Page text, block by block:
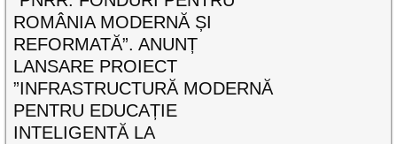
ROMÂNIA MODERNĂ ȘI
REFORMATĂ”. ANUNȚ
LANSARE PROIECT
”INFRASTRUCTURĂ MODERNĂ
PENTRU EDUCAȚIE
INTELIGENTĂ LA